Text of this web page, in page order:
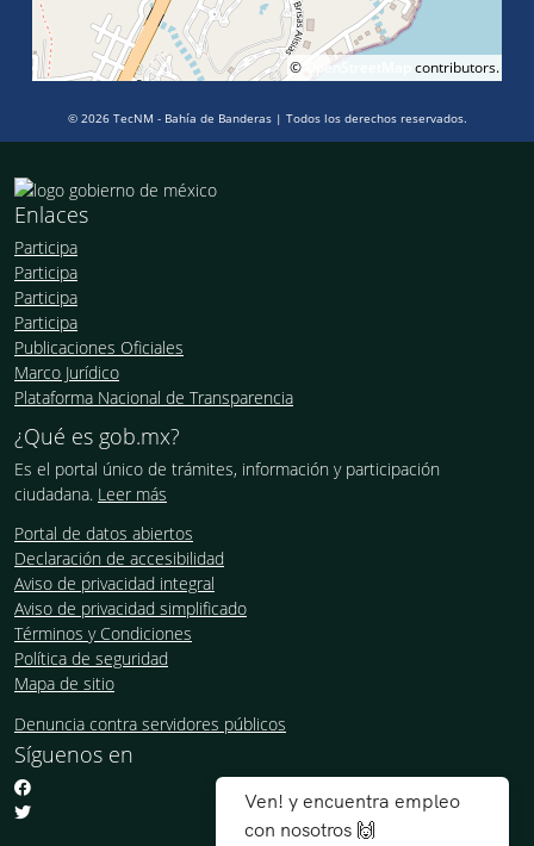
© OpenStreetMap contributors.
Ven! y encuentra empleo
con nosotros 🙌
© 2026 TecNM - Bahía de Banderas | Todos los derechos reservados.
Enlaces
Participa
Participa
Participa
Participa
Publicaciones Oficiales
Marco Jurídico
Plataforma Nacional de Transparencia
¿Qué es gob.mx?
Es el portal único de trámites, información y participación
ciudadana. Leer más
Portal de datos abiertos
Declaración de accesibilidad
Aviso de privacidad integral
Aviso de privacidad simplificado
Términos y Condiciones
Política de seguridad
Mapa de sitio
Denuncia contra servidores públicos
Síguenos en